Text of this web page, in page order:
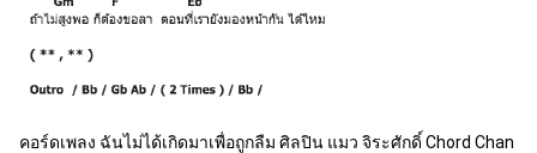
คอร์ดเพลง ฉันไม่ได้เกิดมาเพื่อถูกลืม ศิลปิน แมว จิระศักดิ์ Chord Chan